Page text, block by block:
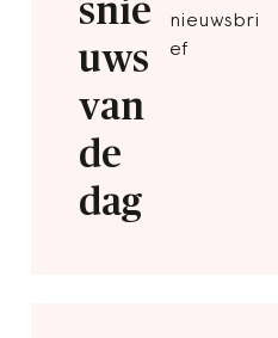
snie
uws
van
de
dag
nieuwsbri
ef